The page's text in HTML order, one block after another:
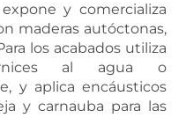
y comercializa
maderas autóctonas,
los acabados utiliza
al agua o
y aplica encáusticos
y carnauba para las